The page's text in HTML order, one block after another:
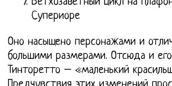
Супериоре
Оно насыщено персонажами и
большими размерами. Отсюда и
Тинторетто – «маленький